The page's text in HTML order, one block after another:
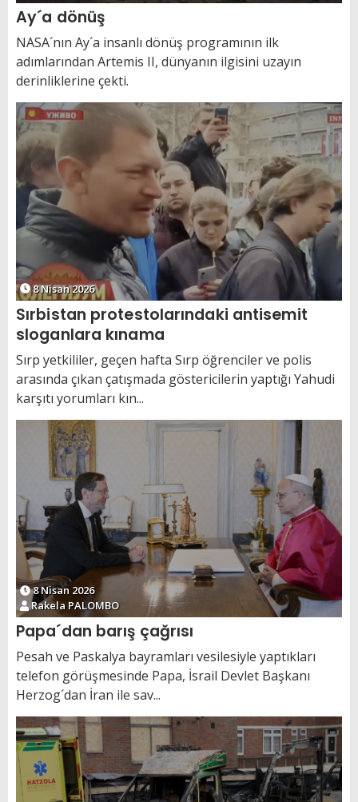
Ay´a dönüş
NASA´nın Ay´a insanlı dönüş programının ilk
adımlarından Artemis II, dünyanın ilgisini uzayın
derinliklerine çekti.
8 Nisan 2026
Sırbistan protestolarındaki antisemit
sloganlara kınama
Sırp yetkililer, geçen hafta Sırp öğrenciler ve polis
arasında çıkan çatışmada göstericilerin yaptığı Yahudi
karşıtı yorumları kın...
8 Nisan 2026
Rakela PALOMBO
Papa´dan barış çağrısı
Pesah ve Paskalya bayramları vesilesiyle yaptıkları
telefon görüşmesinde Papa, İsrail Devlet Başkanı
Herzog´dan İran ile sav...